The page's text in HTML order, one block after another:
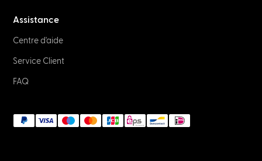
Assistance
Centre d'aide
Service Client
FAQ